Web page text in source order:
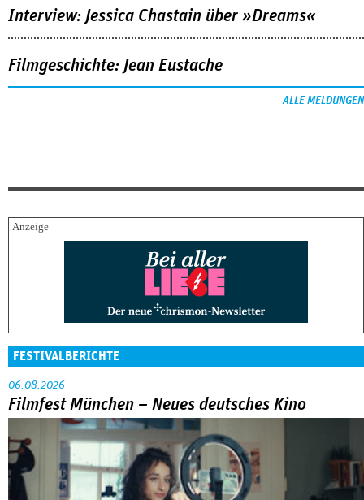
Interview: Jessica Chastain über »Dreams«
Filmgeschichte: Jean Eustache
ALLE MELDUNGEN
FESTIVALBERICHTE
06.08.2026
Filmfest München – Neues deutsches Kino